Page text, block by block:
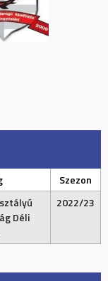
Szezon
Déli
2022/23